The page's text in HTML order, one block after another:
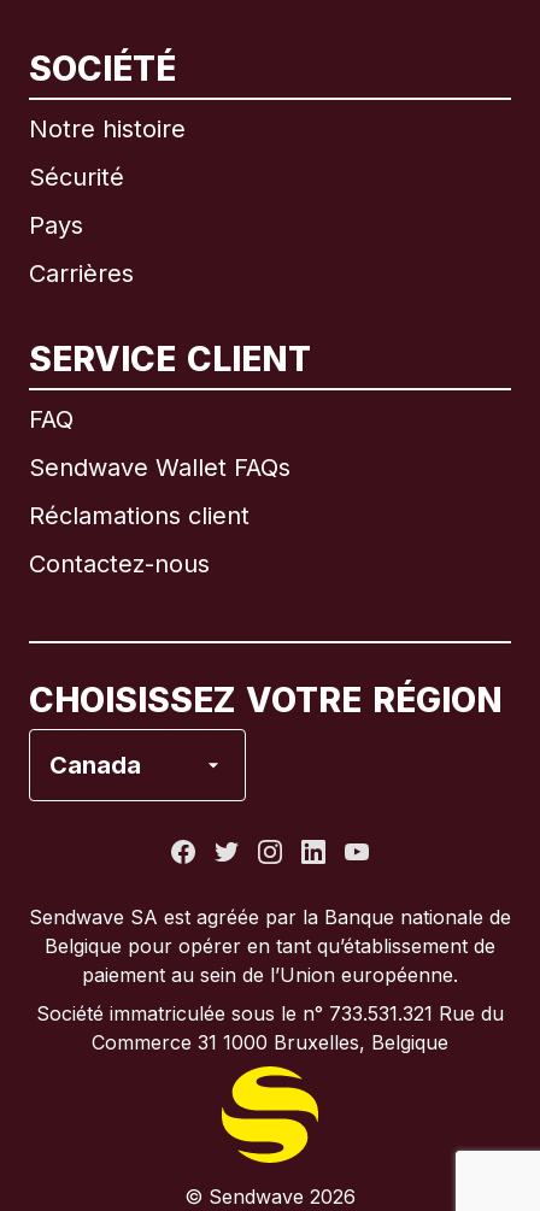
SOCIÉTÉ
Notre histoire
Sécurité
Pays
Carrières
SERVICE CLIENT
FAQ
Sendwave Wallet FAQs
Réclamations client
Contactez-nous
CHOISISSEZ VOTRE RÉGION
Canada
International English
Brésil
Italie
Portugal
Royaume-Uni
Sendwave SA est agréée par la Banque nationale de
Belgique pour opérer en tant qu’établissement de
paiement au sein de l’Union européenne.
Société immatriculée sous le n° 733.531.321 Rue du
Commerce 31 1000 Bruxelles, Belgique
© Sendwave 2026